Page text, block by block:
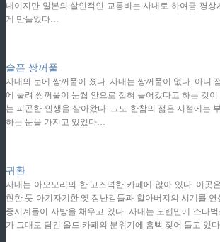
내이지만 일본의 살인적인 교통비는 사내로 하여금 평상
게 만들었다…
슬픈 쌍꺼풀
사내의 눈에 쌍꺼풀이 졌다. 사내는 쌍꺼풀이 없다. 아니
에 눌려 쌍꺼풀이 눈썹 안으로 접혀 들어갔다고 하는 것
는 피곤한 인생을 살아왔다. 그도 한참의 젊은 시절에는
하는 눈을 가지고 있었다…
귀환
사내는 아오모리의 한 고즈넉한 카페에 앉아 있다. 이곳
현한 듯 아기자기한 옛 장난감들과 할아버지의 시계를 연
종시계들이 사방을 채우고 있다. 사내는 오랜만에 스타
가 그대로 담긴 올드 카페의 분위기에 흠뻑 젖어 들고 있